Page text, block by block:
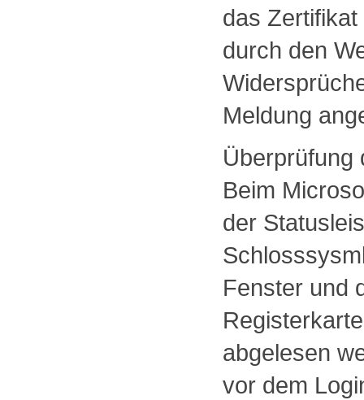
das
durch den
Meldung
Überprüfung
Beim
der
Fenster und
abgelesen
vor dem